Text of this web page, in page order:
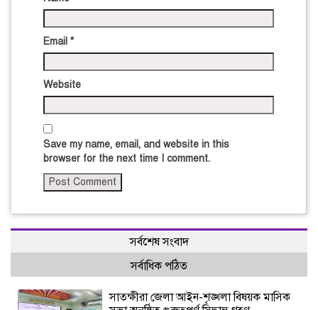
Email *
Website
Save my name, email, and website in this
browser for the next time I comment.
সর্বশেষ সংবাদ
সর্বাধিক পঠিত
সাতক্ষীরা জেলা আইন-শৃঙ্খলা বিষয়ক মাসিক